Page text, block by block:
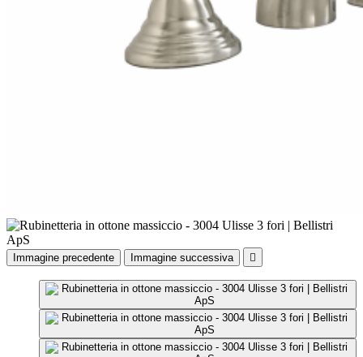
Immagine precedente Immagine successiva 